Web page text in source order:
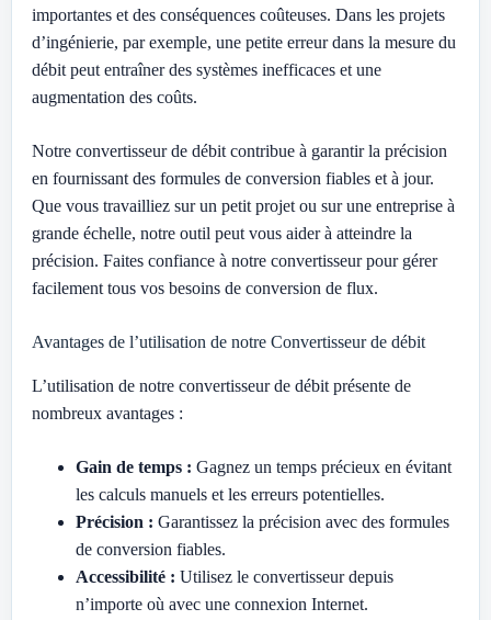
importantes et des conséquences coûteuses. Dans les projets
d’ingénierie, par exemple, une petite erreur dans la mesure du
débit peut entraîner des systèmes inefficaces et une
augmentation des coûts.
Notre convertisseur de débit contribue à garantir la précision
en fournissant des formules de conversion fiables et à jour.
Que vous travailliez sur un petit projet ou sur une entreprise à
grande échelle, notre outil peut vous aider à atteindre la
précision. Faites confiance à notre convertisseur pour gérer
facilement tous vos besoins de conversion de flux.
Avantages de l’utilisation de notre Convertisseur de débit
L’utilisation de notre convertisseur de débit présente de
nombreux avantages :
Gain de temps : Gagnez un temps précieux en évitant
les calculs manuels et les erreurs potentielles.
Précision : Garantissez la précision avec des formules
de conversion fiables.
Accessibilité : Utilisez le convertisseur depuis
n’importe où avec une connexion Internet.